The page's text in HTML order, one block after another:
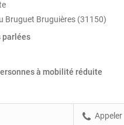
Bruguet Bruguières (31150)
parlées
à mobilité réduite
Appeler